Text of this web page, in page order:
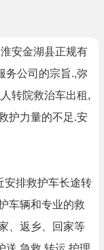
安金湖县正规有
务公司的宗旨.,弥
转院救治车出租,
护力量的不足.安
安排救护车长途转
车辆和专业的救
、返乡、回家等